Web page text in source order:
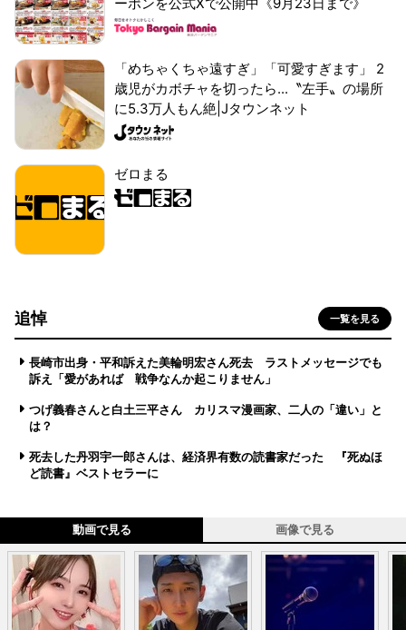
「めちゃくちゃ遠すぎ」「可愛すぎます」 2
歳児がカボチャを切ったら...〝左手〟の場所
に5.3万人もん絶|Jタウンネット
ゼロまる
追悼 一覧を見る
長崎市出身・平和訴えた美輪明宏さん死去 ラストメッセージでも
訴え「愛があれば 戦争なんか起こりません」
つげ義春さんと白土三平さん カリスマ漫画家、二人の「違い」と
は？
死去した丹羽宇一郎さんは、経済界有数の読書家だった 『死ぬほ
ど読書』ベストセラーに
動画で見る 画像で見る